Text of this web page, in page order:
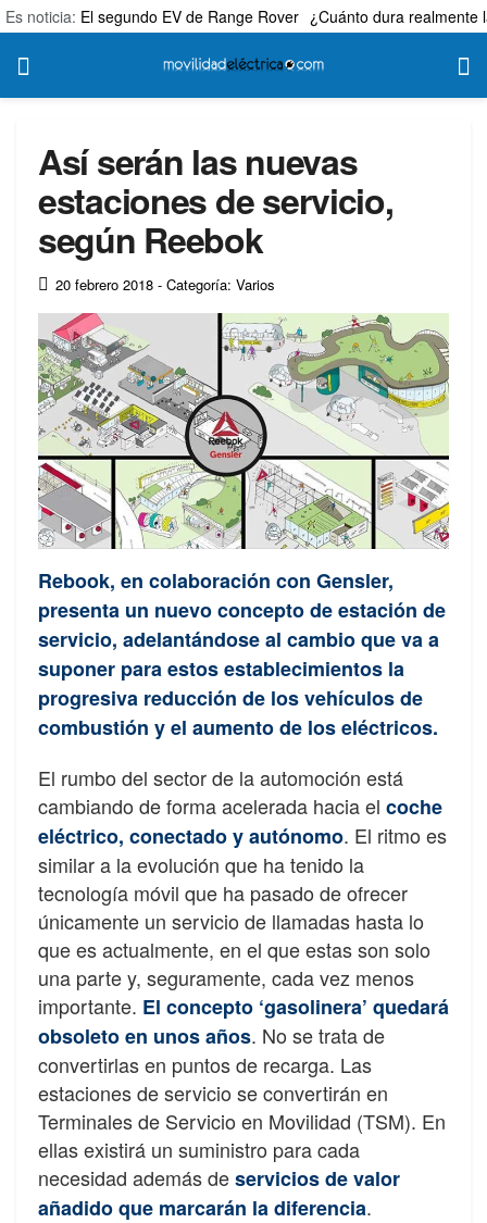
Es noticia: El segundo EV de Range Rover ¿Cuánto dura realmente
Así serán las nuevas
estaciones de servicio,
según Reebok
20 febrero 2018 - Categoría: Varios
Rebook, en colaboración con Gensler,
presenta un nuevo concepto de estación de
servicio, adelantándose al cambio que va a
suponer para estos establecimientos la
progresiva reducción de los vehículos de
combustión y el aumento de los eléctricos.
El rumbo del sector de la automoción está
cambiando de forma acelerada hacia el coche
eléctrico, conectado y autónomo. El ritmo es
similar a la evolución que ha tenido la
tecnología móvil que ha pasado de ofrecer
únicamente un servicio de llamadas hasta lo
que es actualmente, en el que estas son solo
una parte y, seguramente, cada vez menos
importante. El concepto ‘gasolinera’ quedará
obsoleto en unos años. No se trata de
convertirlas en puntos de recarga. Las
estaciones de servicio se convertirán en
Terminales de Servicio en Movilidad (TSM). En
ellas existirá un suministro para cada
necesidad además deservicios de valor
añadido que marcarán la diferencia.